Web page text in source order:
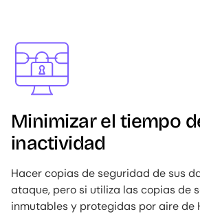
Image
Minimizar el tiempo
inactividad
Hacer copias de seguridad de sus
ataque, pero si utiliza las copias de
inmutables y protegidas por aire de